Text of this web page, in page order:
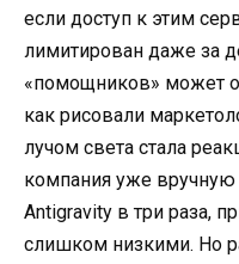
если доступ к этим
лимитирован даже за
«помощников» может
как рисовали
лучом света стала
компания уже
Antigravity в три раза,
слишком низкими. Но